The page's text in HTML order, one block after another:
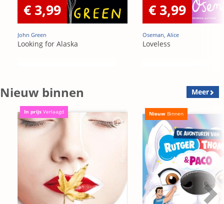
€ 3,99
John Green
Looking for Alaska
€ 3,99
Oseman, Alice
Loveless
Nieuw binnen Meer
In prijs Verlaagd Nieuw Binnen